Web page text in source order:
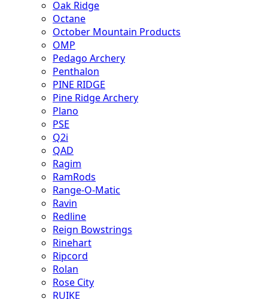
Oak Ridge
Octane
October Mountain Products
OMP
Pedago Archery
Penthalon
PINE RIDGE
Pine Ridge Archery
Plano
PSE
Q2i
QAD
Ragim
RamRods
Range-O-Matic
Ravin
Redline
Reign Bowstrings
Rinehart
Ripcord
Rolan
Rose City
RUIKE